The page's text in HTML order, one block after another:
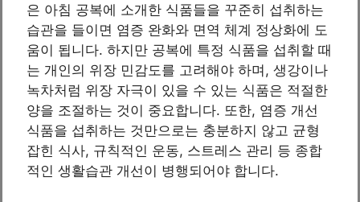
은 아침 공복에 소개한 식품들을 꾸준히 섭취하는
습관을 들이면 염증 완화와 면역 체계 정상화에 도
움이 됩니다. 하지만 공복에 특정 식품을 섭취할 때
는 개인의 위장 민감도를 고려해야 하며, 생강이나
녹차처럼 위장 자극이 있을 수 있는 식품은 적절한
양을 조절하는 것이 중요합니다. 또한, 염증 개선
식품을 섭취하는 것만으로는 충분하지 않고 균형
잡힌 식사, 규칙적인 운동, 스트레스 관리 등 종합
적인 생활습관 개선이 병행되어야 합니다.